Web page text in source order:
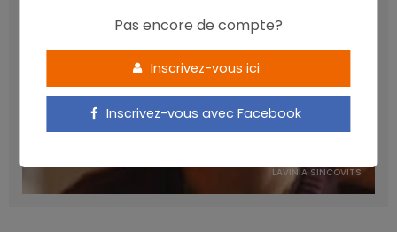
LAVINIA SINCOVITS
Pas encore de compte?
Inscrivez-vous ici
Inscrivez-vous avec Facebook